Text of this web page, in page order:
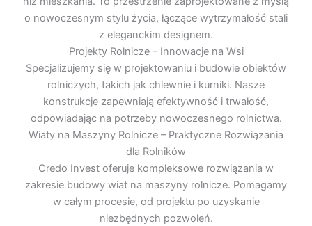
o nowoczesnym stylu życia, łączące wytrzymałość stali
z eleganckim designem.
Projekty Rolnicze – Innowacje na Wsi
Specjalizujemy się w projektowaniu i budowie obiektów
rolniczych, takich jak chlewnie i kurniki. Nasze
konstrukcje zapewniają efektywność i trwałość,
odpowiadając na potrzeby nowoczesnego rolnictwa.
Wiaty na Maszyny Rolnicze – Praktyczne Rozwiązania
dla Rolników
Credo Invest oferuje kompleksowe rozwiązania w
zakresie budowy wiat na maszyny rolnicze. Pomagamy
w całym procesie, od projektu po uzyskanie
niezbędnych pozwoleń.